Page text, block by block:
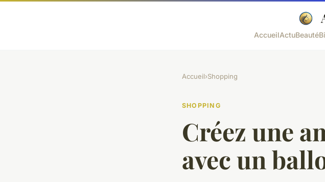
AccueilActuBeauté
Accueil›Shopping
SHOPPING
Créez une
avec un